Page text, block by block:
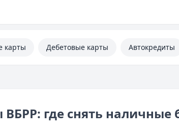
карты Дебетовые карты Автокредиты
где снять наличные